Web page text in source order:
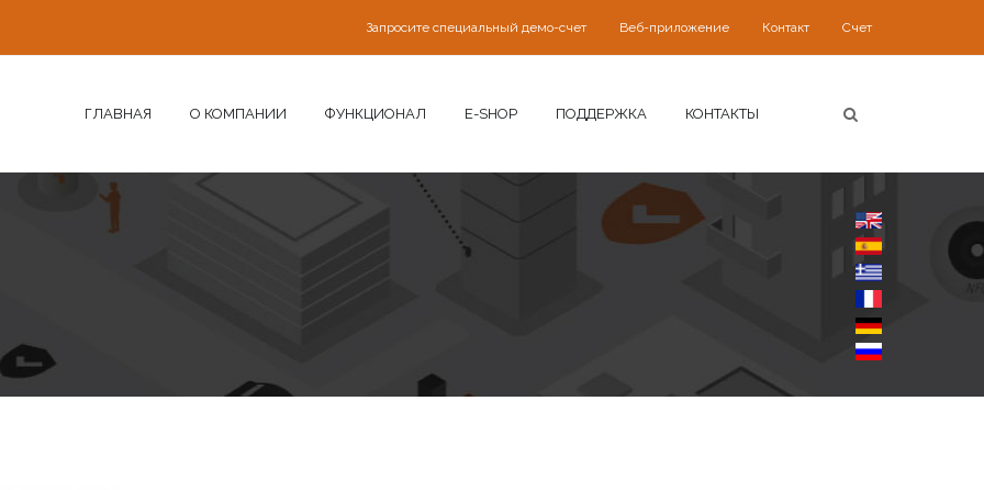
Запросите специальный демо-счет Веб-приложение Контакт Счет
ГЛАВНАЯ О КОМПАНИИ ФУНКЦИОНАЛ E-SHOP ПОДДЕРЖКА КОНТАКТЫ